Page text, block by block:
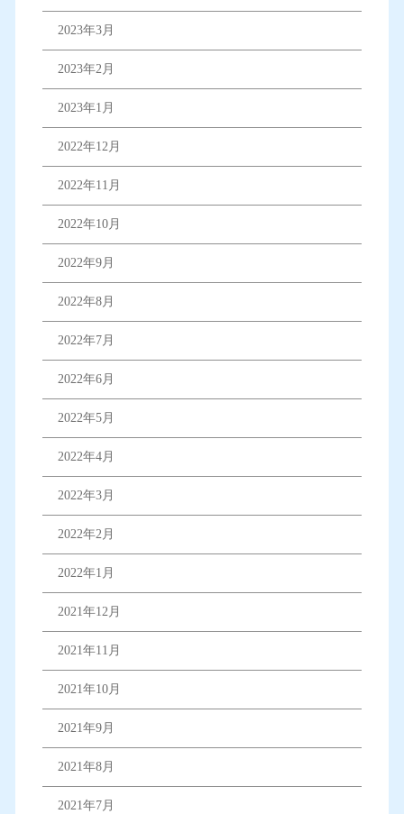
2023年3月
2023年2月
2023年1月
2022年12月
2022年11月
2022年10月
2022年9月
2022年8月
2022年7月
2022年6月
2022年5月
2022年4月
2022年3月
2022年2月
2022年1月
2021年12月
2021年11月
2021年10月
2021年9月
2021年8月
2021年7月